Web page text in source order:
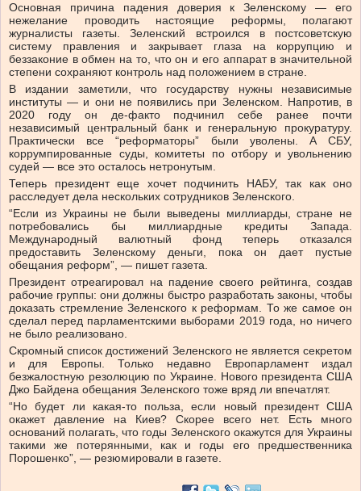
Основная причина падения доверия к Зеленскому — его
нежелание проводить настоящие реформы, полагают
журналисты газеты. Зеленский встроился в постсоветскую
систему правления и закрывает глаза на коррупцию и
беззаконие в обмен на то, что он и его аппарат в значительной
степени сохраняют контроль над положением в стране.
В издании заметили, что государству нужны независимые
институты — и они не появились при Зеленском. Напротив, в
2020 году он де-факто подчинил себе ранее почти
независимый центральный банк и генеральную прокуратуру.
Практически все “реформаторы” были уволены. А СБУ,
коррумпированные суды, комитеты по отбору и увольнению
судей — все это осталось нетронутым.
Теперь президент еще хочет подчинить НАБУ, так как оно
расследует дела нескольких сотрудников Зеленского.
“Если из Украины не были выведены миллиарды, стране не
потребовались бы миллиардные кредиты Запада.
Международный валютный фонд теперь отказался
предоставить Зеленскому деньги, пока он дает пустые
обещания реформ”, — пишет газета.
Президент отреагировал на падение своего рейтинга, создав
рабочие группы: они должны быстро разработать законы, чтобы
доказать стремление Зеленского к реформам. То же самое он
сделал перед парламентскими выборами 2019 года, но ничего
не было реализовано.
Скромный список достижений Зеленского не является секретом
и для Европы. Только недавно Европарламент издал
безжалостную резолюцию по Украине. Нового президента США
Джо Байдена обещания Зеленского тоже вряд ли впечатлят.
“Но будет ли какая-то польза, если новый президент США
окажет давление на Киев? Скорее всего нет. Есть много
оснований полагать, что годы Зеленского окажутся для Украины
такими же потерянными, как и годы его предшественника
Порошенко”, — резюмировали в газете.